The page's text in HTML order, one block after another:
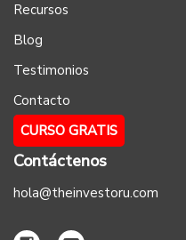
Recursos
Blog
Testimonios
Contacto
CURSO GRATIS
Contáctenos
hola@theinvestoru.com